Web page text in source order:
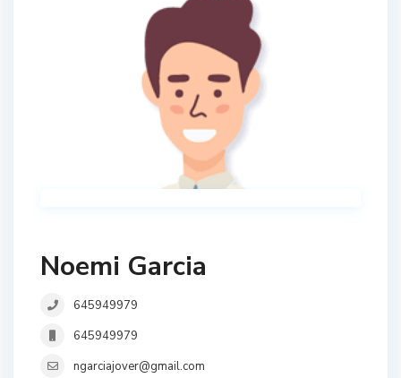
Noemi Garcia
645949979
645949979
ngarciajover@gmail.com